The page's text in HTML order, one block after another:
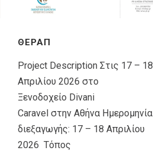
ΘΕΡΑΠ
Project Description Στις 17 – 18
Απριλίου 2026 στο
Ξενοδοχείο Divani
Caravel στην Αθήνα Ημερομηνία
διεξαγωγής: 17 – 18 Απριλίου
2026 Τόπος